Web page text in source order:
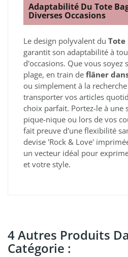
Adaptabilité Du Tote
Diverses Occasions
Le design polyvalent du Tote
garantit son adaptabilité à
d'occasions. Que vous soyez
plage, en train de flâner
ou simplement à la
transporter vos articles
choix parfait. Portez-le à une
pique-nique ou lors de vos
fait preuve d'une flexibilité
devise 'Rock & Love'
un vecteur idéal pour
et votre style.
4 Autres Produits
Catégorie :